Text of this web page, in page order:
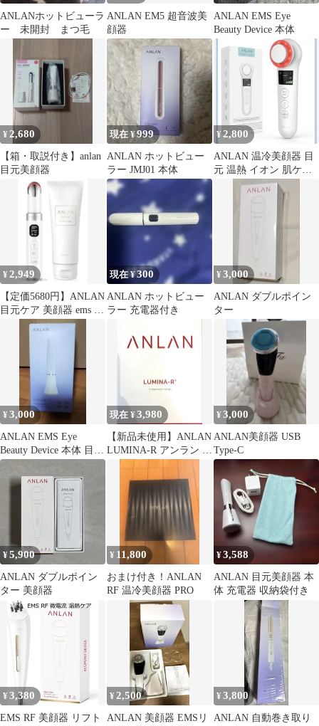
ANLANホットビューラ
ー 未開封 まつ毛
ANLAN EM5 超音波美
顔器
ANLAN EMS Eye
Beauty Device 本体
¥ 2,680
【箱・取説付き】anlan
目元美顔器
現在 ¥999
ANLAN ホットビュー
ラー JMJ01 本体
¥2,800
ANLAN 温冷美顔器 目
元 温熱 イオン 肌ケア
多機能 自宅用 美顔器
¥ 2,949
【定価5680円】ANLAN
目元ケア 美顔器 ems 目
元美顔器
現在 ¥300
ANLAN ホットビュー
ラー 充電器付き
¥3,000
ANLAN ダブルポイン
ター
¥3,000
ANLAN EMS Eye
Beauty Device 本体 目元
美顔器
現在 ¥3,980
【新品未使用】ANLAN
LUMINA-R アンラン 美
¥3,000
ANLAN美顔器 USB
Type-C
¥5,900
ANLAN ダブルポイン
ター 美顔器
¥ 11,800
おまけ付き！ANLAN
RF 温冷美顔器 PRO
¥3,588
ANLAN 目元美顔器 本
体 充電器 収納袋付き
¥ 3,380
EMS RF 美顔器 リフト
¥ 2,500
ANLAN 美顔器 EMSリ
¥3,800
ANLAN 自動巻き取り